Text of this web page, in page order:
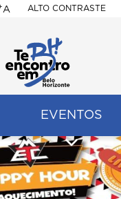
A ALTO CONTRASTE
EVENTOS